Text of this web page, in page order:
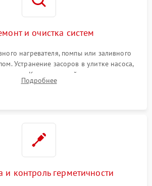
и очистка систем
нагревателя, помпы или заливного
Устранение засоров в улитке насоса,
Компонентный ремонт платы
поврежденной проводки.
Подробнее
и контроль герметичности